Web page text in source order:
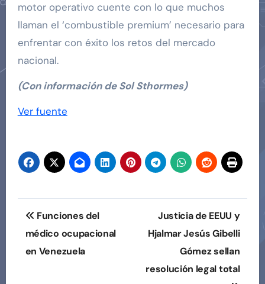
motor operativo cuente con lo que muchos
llaman el ‘combustible premium’ necesario para
enfrentar con éxito los retos del mercado
nacional.
(Con información de Sol Sthormes)
Navegación
entradas
Ver fuente
Navegación
de
entradas
Funciones del
médico ocupacional
en Venezuela
Justicia de EEUU y
Hjalmar Jesús Gibelli
Gómez sellan
resolución legal total